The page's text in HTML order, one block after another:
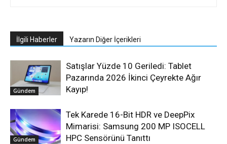
İlgili Haberler Yazarın Diğer İçerikleri
Gündem
Satışlar Yüzde 10 Geriledi: Tablet
Pazarında 2026 İkinci Çeyrekte Ağır
Kayıp!
Gündem
Tek Karede 16-Bit HDR ve DeepPix
Mimarisi: Samsung 200 MP ISOCELL
HPC Sensörünü Tanıttı